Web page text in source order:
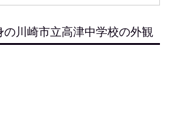
の川崎市立高津中学校の外観